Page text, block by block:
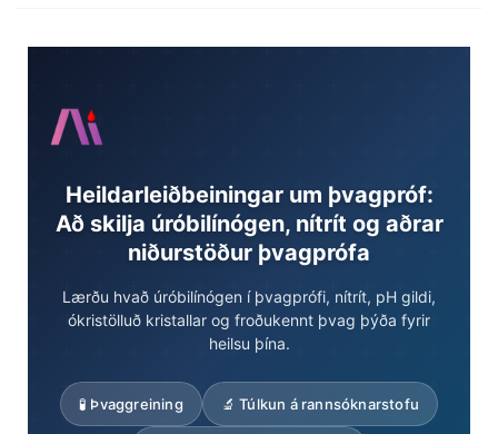
Heildarleiðbeiningar um þvagpróf:
Að skilja úróbilínógen, nítrít og aðrar
niðurstöður þvagprófa
Lærðu hvað úróbilínógen í þvagprófi, nítrít, pH gildi,
ókristölluð kristallar og froðukennt þvag þýða fyrir
heilsu þína.
🧪 Þvaggreining 🔬 Túlkun á rannsóknarstofu